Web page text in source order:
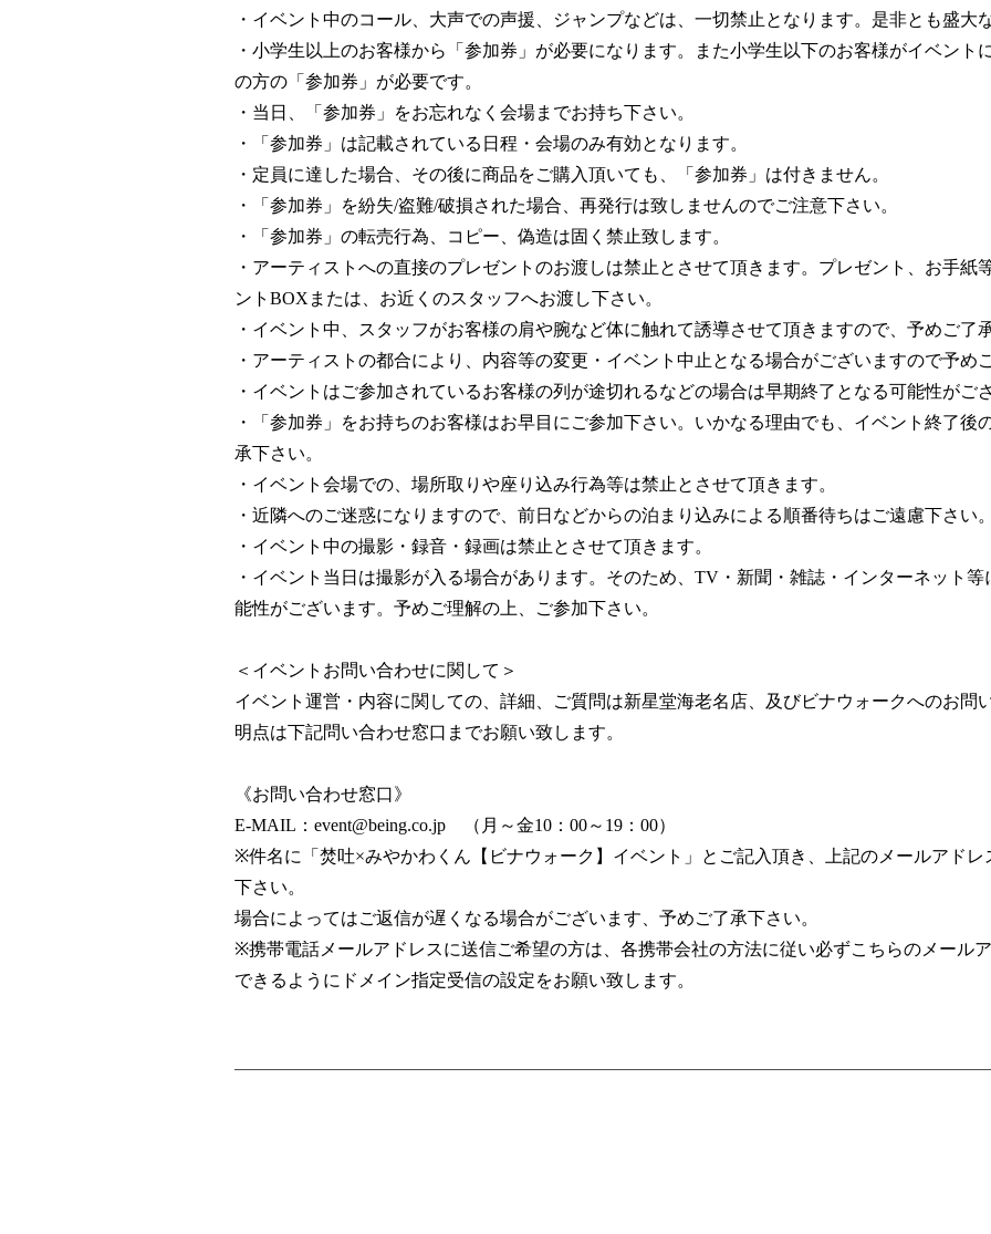
・イベント中のコール、大声での声援、ジャンプなどは、一切禁止となります。是非とも盛大
・小学生以上のお客様から「参加券」が必要になります。また小学生以下のお客様がイベント
の方の「参加券」が必要です。
・当日、「参加券」をお忘れなく会場までお持ち下さい。
・「参加券」は記載されている日程・会場のみ有効となります。
・定員に達した場合、その後に商品をご購入頂いても、「参加券」は付きません。
・「参加券」を紛失/盗難/破損された場合、再発行は致しませんのでご注意下さい。
・「参加券」の転売行為、コピー、偽造は固く禁止致します。
・アーティストへの直接のプレゼントのお渡しは禁止とさせて頂きます。プレゼント、お手紙
ントBOXまたは、お近くのスタッフへお渡し下さい。
・イベント中、スタッフがお客様の肩や腕など体に触れて誘導させて頂きますので、予めご了
・アーティストの都合により、内容等の変更・イベント中止となる場合がございますので予め
・イベントはご参加されているお客様の列が途切れるなどの場合は早期終了となる可能性がご
・「参加券」をお持ちのお客様はお早目にご参加下さい。いかなる理由でも、イベント終了後
承下さい。
・イベント会場での、場所取りや座り込み行為等は禁止とさせて頂きます。
・近隣へのご迷惑になりますので、前日などからの泊まり込みによる順番待ちはご遠慮下さい。
・イベント中の撮影・録音・録画は禁止とさせて頂きます。
・イベント当日は撮影が入る場合があります。そのため、TV・新聞・雑誌・インターネット
能性がございます。予めご理解の上、ご参加下さい。
＜イベントお問い合わせに関して＞
イベント運営・内容に関しての、詳細、ご質問は新星堂海老名店、及びビナウォークへのお問
明点は下記問い合わせ窓口までお願い致します。
《お問い合わせ窓口》
E-MAIL： event@being.co.jp （月～金10：00～19：00）
※件名に「焚吐×みやかわくん【ビナウォーク】イベント」とご記入頂き、上記のメールアドレ
下さい。
場合によってはご返信が遅くなる場合がございます、予めご了承下さい。
※携帯電話メールアドレスに送信ご希望の方は、各携帯会社の方法に従い必ずこちらのメール
できるようにドメイン指定受信の設定をお願い致します。